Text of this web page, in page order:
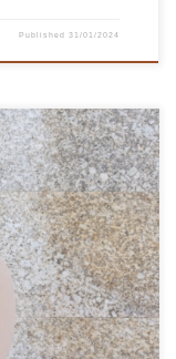
Published31/01/2024
principais aplicações
cidadãos comuns — são
um cariz sensível. Na
[…]